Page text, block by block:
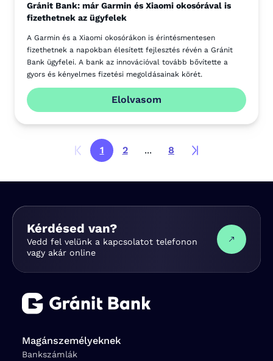
Gránit Bank: már Garmin és Xiaomi okosórával is
fizethetnek az ügyfelek
A Garmin és a Xiaomi okosórákon is érintésmentesen
fizethetnek a napokban élesített fejlesztés révén a Gránit
Bank ügyfelei. A bank az innovációval tovább bővítette a
gyors és kényelmes fizetési megoldásainak körét.
Elolvasom
1 2 ... 8
Kérdésed van?
Vedd fel velünk a kapcsolatot telefonon
vagy akár online
Magánszemélyeknek
Bankszámlák